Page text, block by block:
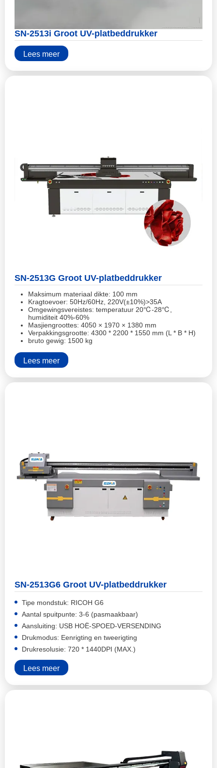
SN-2513i Groot UV-platbeddrukker
Lees meer
SN-2513G Groot UV-platbeddrukker
Maksimum materiaal dikte: 100 mm
Kragtoevoer: 50Hz/60Hz, 220V(±10%)>35A
Omgewingsvereistes: temperatuur 20℃-28℃,
humiditeit 40%-60%
Masjiengroottes: 4050 × 1970 × 1380 mm
Verpakkingsgrootte: 4300 * 2200 * 1550 mm (L * B * H)
bruto gewig: 1500 kg
Lees meer
SN-2513G6 Groot UV-platbeddrukker
Tipe mondstuk: RICOH G6
Aantal spuitpunte: 3-6 (pasmaakbaar)
Aansluiting: USB HOË-SPOED-VERSENDING
Drukmodus: Eenrigting en tweerigting
Drukresolusie: 720 * 1440DPI (MAX.)
Lees meer